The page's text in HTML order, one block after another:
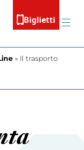
Biglietti
Menu
» Il trasporto